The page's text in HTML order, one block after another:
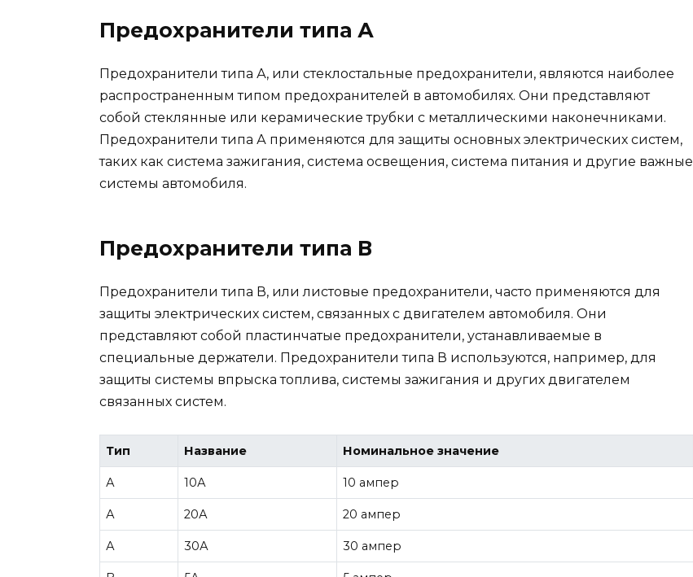
Предохранители типа А
Предохранители типа А, или стеклостальные предохранители, являются наиболее
распространенным типом предохранителей в автомобилях. Они представляют
собой стеклянные или керамические трубки с металлическими наконечниками.
Предохранители типа А применяются для защиты основных электрических систем,
таких как система зажигания, система освещения, система питания и другие важные
системы автомобиля.
Предохранители типа В
Предохранители типа В, или листовые предохранители, часто применяются для
защиты электрических систем, связанных с двигателем автомобиля. Они
представляют собой пластинчатые предохранители, устанавливаемые в
специальные держатели. Предохранители типа В используются, например, для
защиты системы впрыска топлива, системы зажигания и других двигателем
связанных систем.
Тип Название Номинальное значение
А 10А 10 ампер
А 20А 20 ампер
А 30А 30 ампер